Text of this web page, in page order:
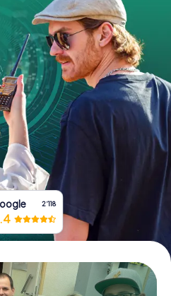
CH
DE
UK
IE
buchen
bestellen
2‘118